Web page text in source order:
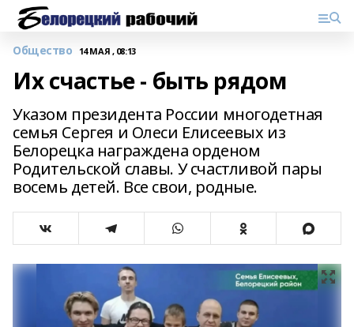
Общество 14 МАЯ , 08:13
Их счастье - быть рядом
Указом президента России многодетная
семья Сергея и Олеси Елисеевых из
Белорецка награждена орденом
Родительской славы. У счастливой пары
восемь детей. Все свои, родные.